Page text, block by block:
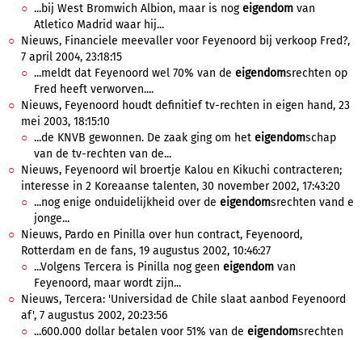
...bij West Bromwich Albion, maar is nogeigendom van
Atletico Madrid waar hij...
Nieuws, Financiele meevaller voor Feyenoord bij verkoop Fred?,
7 april 2004, 23:18:15
...meldt dat Feyenoord wel 70% van de eigendomsrechten op
Fred heeft verworven....
Nieuws, Feyenoord houdt definitief tv-rechten in eigen hand, 23
mei 2003, 18:15:10
...de KNVB gewonnen. De zaak ging om het eigendomschap
van de tv-rechten van de...
Nieuws, Feyenoord wil broertje Kalou en Kikuchi contracteren;
interesse in 2 Koreaanse talenten, 30 november 2002, 17:43:20
...nog enige onduidelijkheid over de eigendomsrechten vand e
jonge...
Nieuws, Pardo en Pinilla over hun contract, Feyenoord,
Rotterdam en de fans, 19 augustus 2002, 10:46:27
...Volgens Tercera is Pinilla nog geen eigendom van
Feyenoord, maar wordt zijn...
Nieuws, Tercera: 'Universidad de Chile slaat aanbod Feyenoord
af', 7 augustus 2002, 20:23:56
...600.000 dollar betalen voor 51% van de eigendomsrechten